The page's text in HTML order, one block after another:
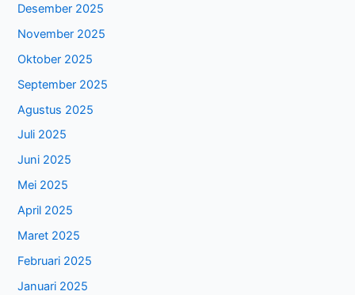
Desember 2025
November 2025
Oktober 2025
September 2025
Agustus 2025
Juli 2025
Juni 2025
Mei 2025
April 2025
Maret 2025
Februari 2025
Januari 2025